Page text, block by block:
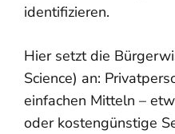
identifizieren.
Hier setzt die
Science) an:
einfachen Mitteln –
oder kostengünstige